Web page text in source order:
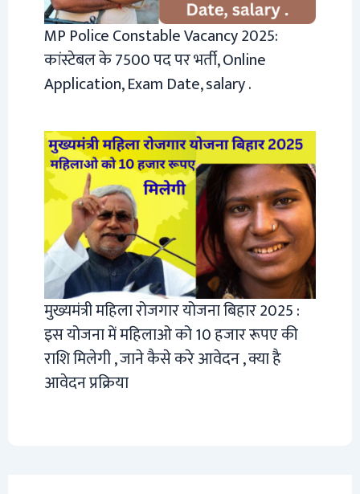
MP Police Constable Vacancy 2025:
कांस्टेबल के 7500 पद पर भर्ती, Online
Application, Exam Date, salary .
मुख्यमंत्री महिला रोजगार योजना बिहार 2025 :
इस योजना में महिलाओ को 10 हजार रूपए की
राशि मिलेगी , जाने कैसे करे आवेदन , क्या है
आवेदन प्रक्रिया